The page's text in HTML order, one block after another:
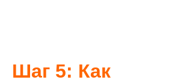
Шаг 5: Как